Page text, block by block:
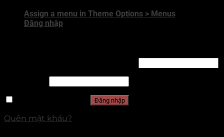
Assign a menu in Theme Options > Menus
Đăng nhập
Đăng nhập
Quên mật khẩu?